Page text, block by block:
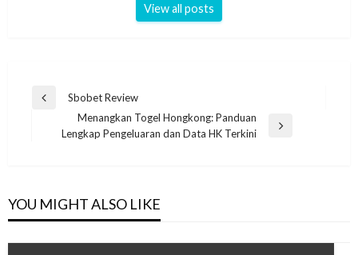
View all posts
Post
navigation
Previous
Sbobet Review
Next
Menangkan Togel Hongkong: Panduan
Lengkap Pengeluaran dan Data HK Terkini
YOU MIGHT ALSO LIKE